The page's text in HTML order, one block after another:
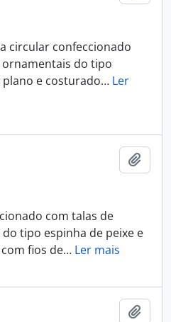
circular confeccionado
do tipo
e costurado… Ler
com talas de
tipo espinha de peixe e
fios de… Ler mais